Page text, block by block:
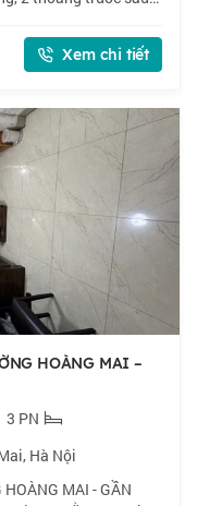
Xem chi tiết
HOÀNG MAI –
3 PN
Hà Nội
MAI - GẦN